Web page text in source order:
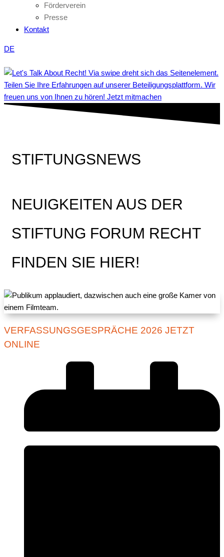
Förderverein
Presse
Kontakt
DE
Teilen Sie Ihre Erfahrungen auf unserer Beteiligungsplattform. Wir
freuen uns von Ihnen zu hören! Jetzt mitmachen
STIFTUNGSNEWS
NEUIGKEITEN AUS DER
STIFTUNG FORUM RECHT
FINDEN SIE HIER!
VERFASSUNGSGESPRÄCHE 2026 JETZT
ONLINE